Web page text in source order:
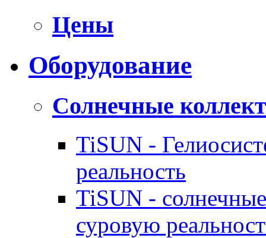
Цены
Оборудование
Солнечные
TiSUN -
реальность
TiSUN -
суровую